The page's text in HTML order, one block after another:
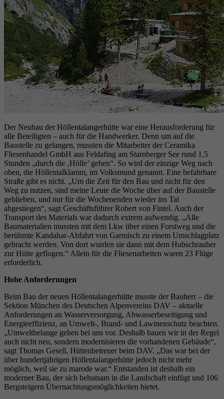
Der Neubau der Höllentalangerhütte war eine Herausforderung für
alle Beteiligten – auch für die Handwerker. Denn um auf die
Baustelle zu gelangen, mussten die Mitarbeiter der Ceramika
Fliesenhandel GmbH aus Feldafing am Starnberger See rund 1,5
Stunden „durch die ‚Hölle’ gehen“. So wird der einzige Weg nach
oben, die Höllentalklamm, im Volksmund genannt. Eine befahrbare
Straße gibt es nicht. „Um die Zeit für den Bau und nicht für den
Weg zu nutzen, sind meine Leute die Woche über auf der Baustelle
geblieben, und nur für die Wochenenden wieder ins Tal
abgestiegen“, sagt Geschäftsführer Robert von Fintel. Auch der
Transport des Materials war dadurch extrem aufwendig. „Alle
Baumaterialien mussten mit dem Lkw über einen Forstweg und die
berühmte Kandahar-Abfahrt von Garmisch zu einem Umschlagplatz
gebracht werden. Von dort wurden sie dann mit dem Hubschrauber
zur Hütte geflogen.“ Allein für die Fliesenarbeiten waren 23 Flüge
erforderlich.
Hohe Anforderungen
Beim Bau der neuen Höllentalangerhütte musste der Bauherr – die
Sektion München des Deutschen Alpenvereins DAV – aktuelle
Anforderungen an Wasserversorgung, Abwasserbeseitigung und
Energieeffizienz, an Umwelt-, Brand- und Lawinenschutz beachten.
„Umweltbelange gehen bei uns vor. Deshalb bauen wir in der Regel
auch nicht neu, sondern modernisieren die vorhandenen Gebäude“,
sagt Thomas Gesell, Hüttenbetreuer beim DAV. „Das war bei der
über hundertjährigen Höllentalangerhütte jedoch nicht mehr
möglich, weil sie zu marode war.“ Entstanden ist deshalb ein
moderner Bau, der sich behutsam in die Landschaft einfügt und 106
Bergsteigern Übernachtungsmöglichkeiten bietet.